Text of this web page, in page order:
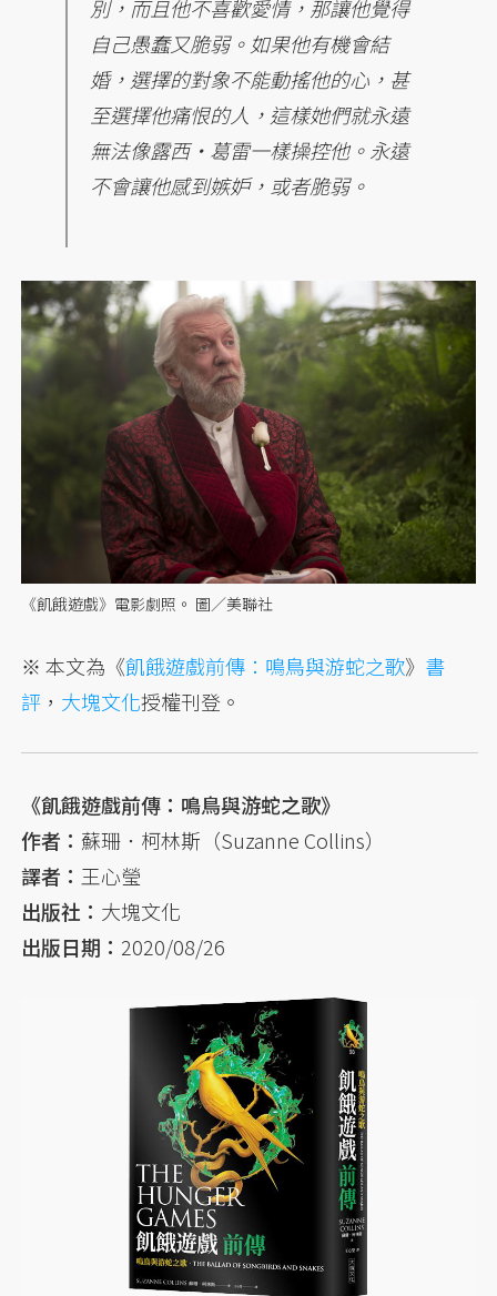
別，而且他不喜歡愛情，那讓他覺得
自己愚蠢又脆弱。如果他有機會結
婚，選擇的對象不能動搖他的心，甚
至選擇他痛恨的人，這樣她們就永遠
無法像露西・葛雷一樣操控他。永遠
不會讓他感到嫉妒，或者脆弱。
《飢餓遊戲》電影劇照。 圖／美聯社
※ 本文為《飢餓遊戲前傳：鳴鳥與游蛇之歌》 書
評 ， 大塊文化授權刊登。
《飢餓遊戲前傳：鳴鳥與游蛇之歌》
作者： 蘇珊．柯林斯（Suzanne Collins）
譯者： 王心瑩
出版社： 大塊文化
出版日期： 2020/08/26